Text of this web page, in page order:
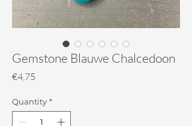
Gemstone Blauwe Chalcedoon
€4,75
Quantity *